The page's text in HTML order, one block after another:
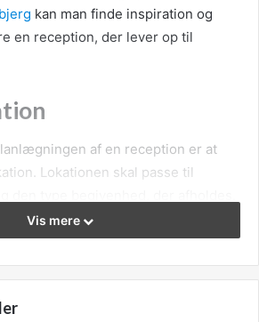
kan man finde inspiration og
en reception, der lever op til
af en reception er at
Lokationen skal passe til
at stedet har de nødvendige
lydudstyr og plads til
spiller også en stor rolle;
Vis mere